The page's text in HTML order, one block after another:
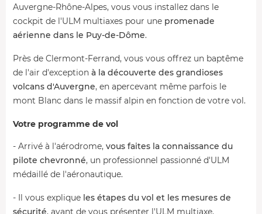
Auvergne-Rhône-Alpes, vous vous installez dans le
cockpit de l'ULM multiaxes pour une promenade
aérienne dans le Puy-de-Dôme.
Près de Clermont-Ferrand, vous vous offrez un baptême
de l'air d'exception à la découverte des grandioses
volcans d'Auvergne, en apercevant même parfois le
mont Blanc dans le massif alpin en fonction de votre vol.
Votre programme de vol
- Arrivé à l'aérodrome, vous faites la connaissance du
pilote chevronné, un professionnel passionné d'ULM
médaillé de l'aéronautique.
- Il vous explique les étapes du vol et les mesures de
sécurité, avant de vous présenter l'ULM multiaxe.